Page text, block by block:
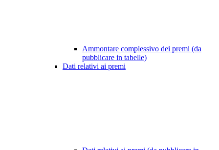
Ammontare complessivo dei premi (da
pubblicare in tabelle)
Dati relativi ai premi